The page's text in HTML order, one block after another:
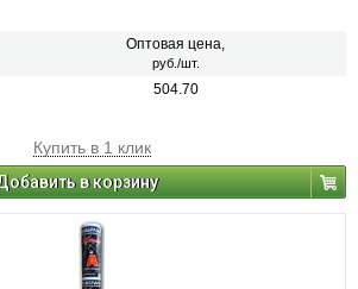
Оптовая цена,
руб./шт.
504.70
Купить в 1 клик
в корзину